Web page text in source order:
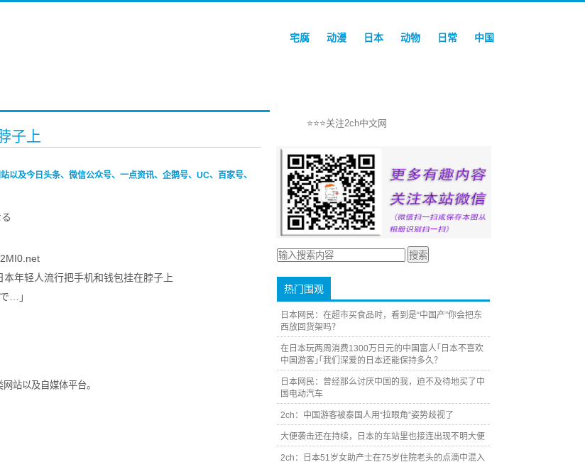
宅腐 动漫 日本 动物 日常 中国
子上
及今日头条、微信公众号、一点资讯、企鹅号、UC、百家号、
…」
站以及自媒体平台。
⭐⭐⭐关注2ch中文网
热门围观
日本网民：在超市买食品时，看到是“中国产”你会把东
西放回货架吗？
在日本玩两周消费1300万日元的中国富人｢日本不喜欢
中国游客｣｢我们深爱的日本还能保持多久？
日本网民：曾经那么讨厌中国的我，迫不及待地买了中
国电动汽车
2ch：中国游客被泰国人用“拉眼角”姿势歧视了
大便袭击还在持续，日本的车站里也接连出现不明大便
2ch：日本51岁女助产士在75岁住院老头的点滴中混入